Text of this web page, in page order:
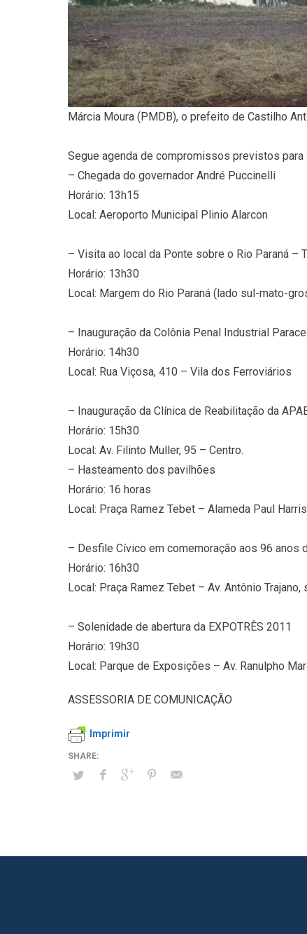
Márcia Moura (PMDB), o prefeito de Castilho
Segue agenda de compromissos previstos para
– Chegada do governador André Puccinelli
Horário: 13h15
Local: Aeroporto Municipal Plinio Alarcon
– Visita ao local da Ponte sobre o Rio Paraná –
Horário: 13h30
Local: Margem do Rio Paraná (lado sul-mato-
– Inauguração da Colônia Penal Industrial
Horário: 14h30
Local: Rua Viçosa, 410 – Vila dos Ferroviários
– Inauguração da Clínica de Reabilitação da
Horário: 15h30
Local: Av. Filinto Muller, 95 – Centro.
– Hasteamento dos pavilhões
Horário: 16 horas
Local: Praça Ramez Tebet – Alameda Paul
– Desfile Cívico em comemoração aos 96 anos
Horário: 16h30
Local: Praça Ramez Tebet – Av. Antônio Trajano,
– Solenidade de abertura da EXPOTRÊS 2011
Horário: 19h30
Local: Parque de Exposições – Av. Ranulpho
ASSESSORIA DE COMUNICAÇÃO
Imprimir